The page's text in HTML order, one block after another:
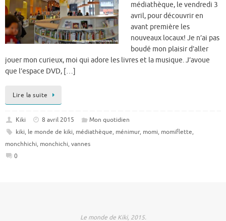
médiathèque, le vendredi 3
avril, pour découvrir en
avant première les
nouveaux locaux! Je n’ai pas
boudé mon plaisir d’aller
jouer mon curieux, moi qui adore les livres et la musique. J’avoue
que l’espace DVD, […]
Lire la suite
Kiki 8 avril 2015
Mon quotidien
kiki, le monde de kiki, médiathèque, ménimur, momi, momiflette,
monchhichi, monchichi, vannes
0
Le monde de Kiki, 2015.